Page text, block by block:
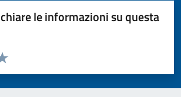
le informazioni su questa
pagina
5 stelle su 5
4 stelle su 5
su 5
su 5
5